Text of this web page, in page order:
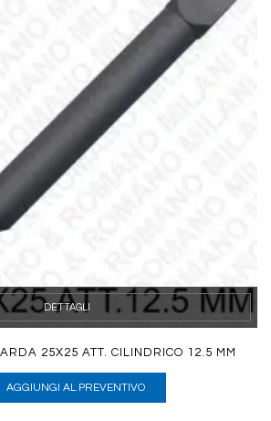
DETTAGLI
25X25 ATT. CILINDRICO 12.5 MM
AGGIUNGI AL PREVENTIVO